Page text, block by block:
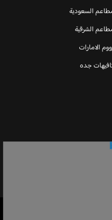
السعودية
الشرقية
الامارات
جده